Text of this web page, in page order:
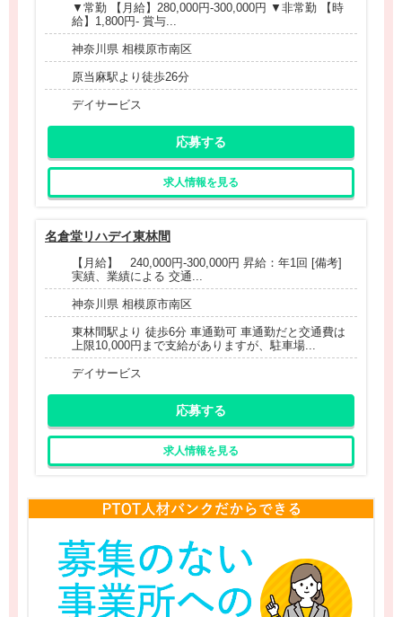
▼常勤 【月給】280,000円-300,000円 ▼非常勤 【時
給】1,800円- 賞与...
神奈川県 相模原市南区
原当麻駅より徒歩26分
デイサービス
応募する
求人情報を見る
名倉堂リハデイ東林間
【月給】 240,000円-300,000円 昇給：年1回 [備考]
実績、業績による 交通...
神奈川県 相模原市南区
東林間駅より 徒歩6分 車通勤可 車通勤だと交通費は
上限10,000円まで支給がありますが、駐車場...
デイサービス
応募する
求人情報を見る